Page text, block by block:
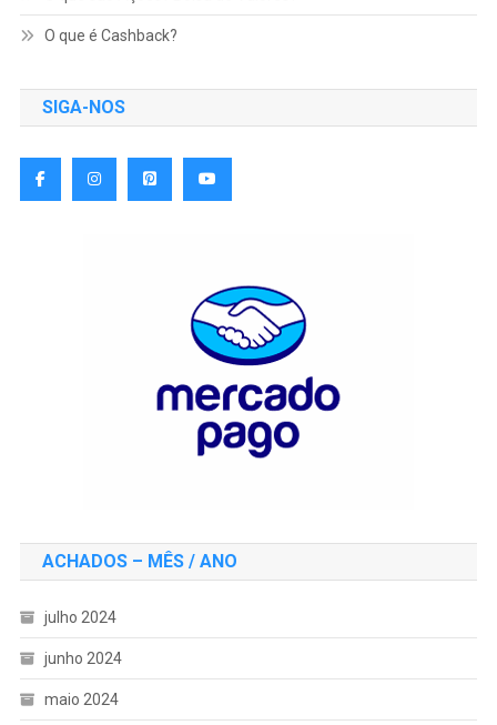
O que é Cashback?
SIGA-NOS
ACHADOS – MÊS / ANO
julho 2024
junho 2024
maio 2024